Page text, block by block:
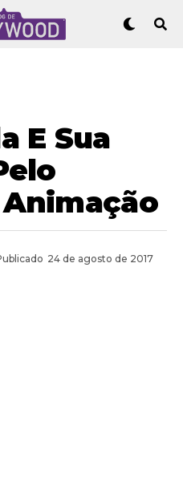
E Sua
24 de agosto de 2017